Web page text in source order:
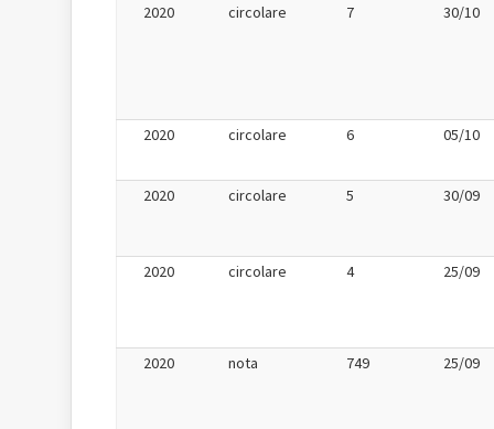
2020 circolare 7 30/10
2020 circolare 6 05/10
2020 circolare 5 30/09
2020 circolare 4 25/09
2020 nota 749 25/09